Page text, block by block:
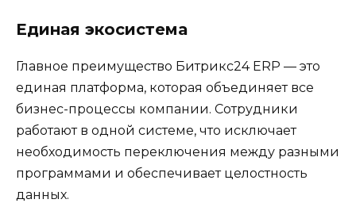
Единая экосистема
Главное преимущество Битрикс24 ERP — это
единая платформа, которая объединяет все
бизнес-процессы компании. Сотрудники
работают в одной системе, что исключает
необходимость переключения между разными
программами и обеспечивает целостность
данных.